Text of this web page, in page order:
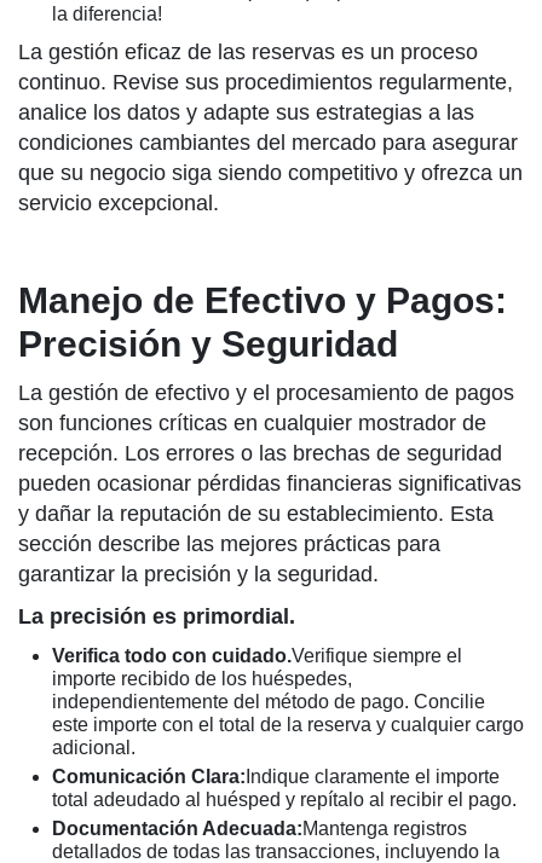
la diferencia!
La gestión eficaz de las reservas es un proceso
continuo. Revise sus procedimientos regularmente,
analice los datos y adapte sus estrategias a las
condiciones cambiantes del mercado para asegurar
que su negocio siga siendo competitivo y ofrezca un
servicio excepcional.
Manejo de Efectivo y Pagos:
Precisión y Seguridad
La gestión de efectivo y el procesamiento de pagos
son funciones críticas en cualquier mostrador de
recepción. Los errores o las brechas de seguridad
pueden ocasionar pérdidas financieras significativas
y dañar la reputación de su establecimiento. Esta
sección describe las mejores prácticas para
garantizar la precisión y la seguridad.
La precisión es primordial.
Verifica todo con cuidado.Verifique siempre el
importe recibido de los huéspedes,
independientemente del método de pago. Concilie
este importe con el total de la reserva y cualquier cargo
adicional.
Comunicación Clara: Indique claramente el importe
total adeudado al huésped y repítalo al recibir el pago.
Documentación Adecuada:Mantenga registros
detallados de todas las transacciones, incluyendo la